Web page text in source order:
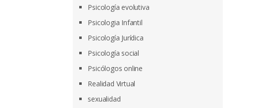
Psicología evolutiva
Psicologia Infantil
Psicología Jurídica
Psicología social
Psicólogos online
Realidad Virtual
sexualidad